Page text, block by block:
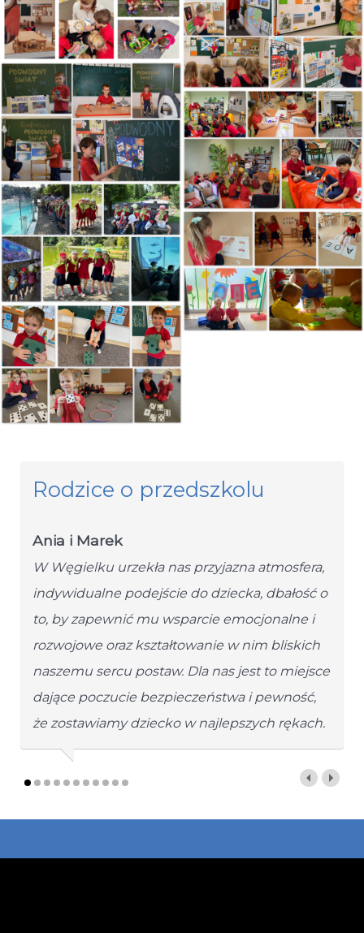
Rodzice o przedszkolu
Ania i Marek
W Węgielku urzekła nas przyjazna atmosfera,
indywidualne podejście do dziecka, dbałość o
to, by zapewnić mu wsparcie emocjonalne i
rozwojowe oraz kształtowanie w nim bliskich
naszemu sercu postaw. Dla nas jest to miejsce
dające poczucie bezpieczeństwa i pewność,
że zostawiamy dziecko w najlepszych rękach.